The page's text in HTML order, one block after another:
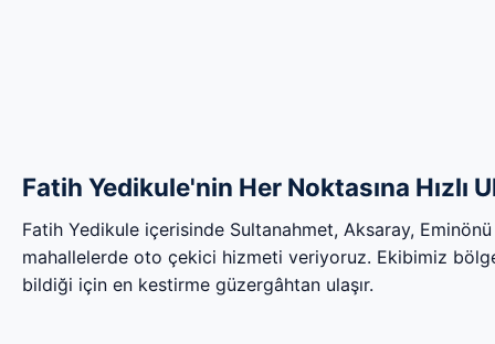
Fatih Yedikule'nin Her Noktasına Hızlı
Fatih Yedikule içerisinde Sultanahmet, Aksaray,
mahallelerde oto çekici hizmeti veriyoruz. Ekibimiz
bildiği için en kestirme güzergâhtan ulaşır.